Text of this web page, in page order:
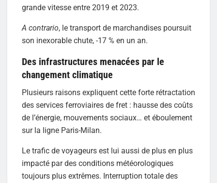
grande vitesse entre 2019 et 2023.
A contrario, le transport de marchandises poursuit
son inexorable chute, -17 % en un an.
Des infrastructures menacées par le
changement climatique
Plusieurs raisons expliquent cette forte rétractation
des services ferroviaires de fret : hausse des coûts
de l’énergie, mouvements sociaux… et éboulement
sur la ligne Paris-Milan.
Le trafic de voyageurs est lui aussi de plus en plus
impacté par des conditions météorologiques
toujours plus extrêmes. Interruption totale des